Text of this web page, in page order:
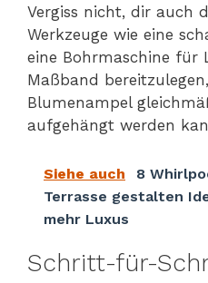
Vergiss nicht, dir auch
Werkzeuge wie eine
eine Bohrmaschine für
Maßband
Blumenampel
aufgehängt werden
Siehe auch
8
Terrasse gestalten
mehr Luxus
Schritt-für-